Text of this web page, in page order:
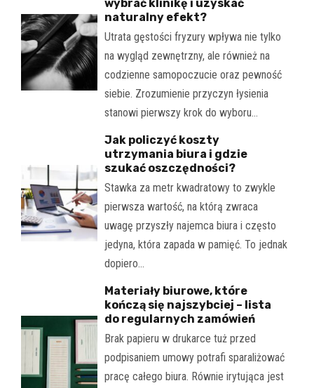
wybrać klinikę i uzyskać
naturalny efekt?
Utrata gęstości fryzury wpływa nie tylko
na wygląd zewnętrzny, ale również na
codzienne samopoczucie oraz pewność
siebie. Zrozumienie przyczyn łysienia
stanowi pierwszy krok do wyboru…
Jak policzyć koszty
utrzymania biura i gdzie
szukać oszczędności?
Stawka za metr kwadratowy to zwykle
pierwsza wartość, na którą zwraca
uwagę przyszły najemca biura i często
jedyna, która zapada w pamięć. To jednak
dopiero…
Materiały biurowe, które
kończą się najszybciej – lista
do regularnych zamówień
Brak papieru w drukarce tuż przed
podpisaniem umowy potrafi sparaliżować
pracę całego biura. Równie irytująca jest